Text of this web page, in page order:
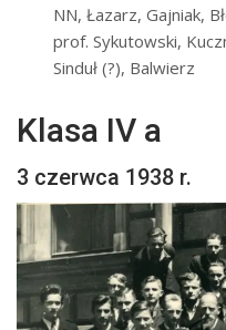
NN, Łazarz, Gajniak,
prof. Sykutowski,
Sinduł (?), Balwierz
Klasa IV a
3 czerwca 1938 r.